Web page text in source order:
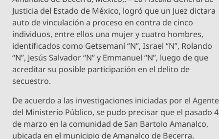
Justicia del Estado de México, logró que un Juez dictara
auto de vinculación a proceso en contra de cinco
individuos, entre ellos una mujer y cuatro hombres,
identificados como Getsemaní “N”, Israel “N”, Rolando
“N”, Jesús Salvador “N” y Emmanuel “N”, luego de que
acreditar su posible participación en el delito de
secuestro.
De acuerdo a las investigaciones iniciadas por el Agente
del Ministerio Público, se pudo precisar que el pasado 4
de marzo en la comunidad de San Bartolo Amanalco,
ubicada en el municipio de Amanalco de Becerra,